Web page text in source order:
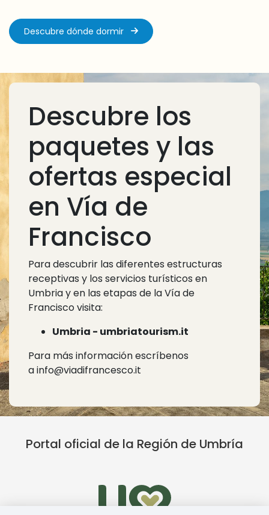
Descubre dónde dormir
Descubre los
paquetes y las
ofertas especial
en Vía de
Francisco
Para descubrir las diferentes estructuras
receptivas y los servicios turísticos en
Umbria y en las etapas de la Vía de
Francisco visita:
Umbria - umbriatourism.it
Para más información escríbenos
ainfo@viadifrancesco.it
Portal oficial de la Región de Umbría